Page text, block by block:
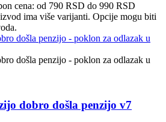
cena: od 790 RSD do 990 RSD
ima više varijanti. Opcije mogu biti
dobro došla penzijo v7